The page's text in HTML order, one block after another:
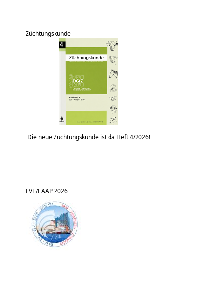
Züchtungskunde
Die neue Züchtungskunde ist da Heft 4/2026!
EVT/EAAP 2026